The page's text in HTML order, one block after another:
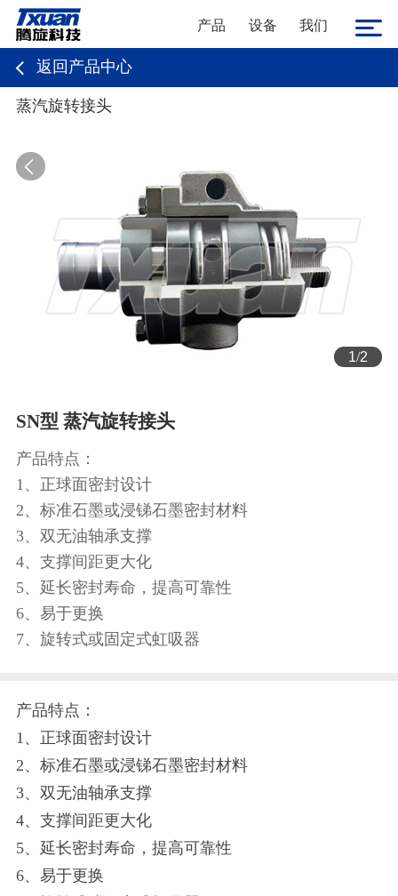
产品 设备 我们
返回产品中心
蒸汽旋转接头
1/2
SN型 蒸汽旋转接头
产品特点：
1、正球面密封设计
2、标准石墨或浸锑石墨密封材料
3、双无油轴承支撑
4、支撑间距更大化
5、延长密封寿命，提高可靠性
6、易于更换
7、旋转式或固定式虹吸器
产品特点：
1、正球面密封设计
2、标准石墨或浸锑石墨密封材料
3、双无油轴承支撑
4、支撑间距更大化
5、延长密封寿命，提高可靠性
6、易于更换